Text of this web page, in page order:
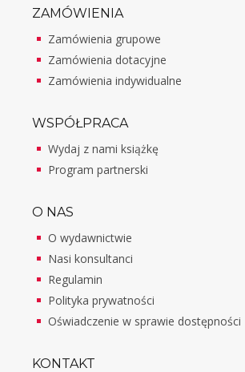
ZAMÓWIENIA
Zamówienia grupowe
Zamówienia dotacyjne
Zamówienia indywidualne
WSPÓŁPRACA
Wydaj z nami książkę
Program partnerski
O NAS
O wydawnictwie
Nasi konsultanci
Regulamin
Polityka prywatności
Oświadczenie w sprawie dostępności
KONTAKT